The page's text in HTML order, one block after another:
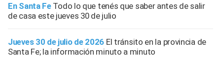
En Santa Fe Todo lo que tenés que saber antes de salir
de casa este jueves 30 de julio
Jueves 30 de julio de 2026 El tránsito en la provincia de
Santa Fe; la información minuto a minuto